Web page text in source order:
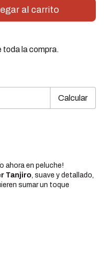
toda la compra.
Calcular
ahora en peluche!
Tanjiro, suave y detallado,
sumar un toque